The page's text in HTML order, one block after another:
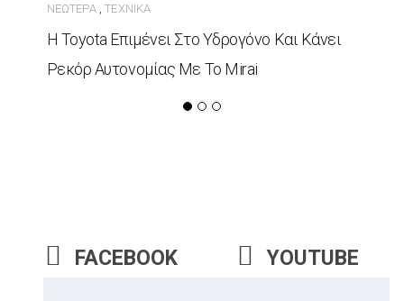
ΝΕΏΤΕΡΑ,ΤΕΧΝΙΚΆ
Η Toyota Επιμένει Στο Υδρογόνο Και Κάνει
Ρεκόρ Αυτονομίας Με Το Mirai
FACEBOOK
YOUTUBE